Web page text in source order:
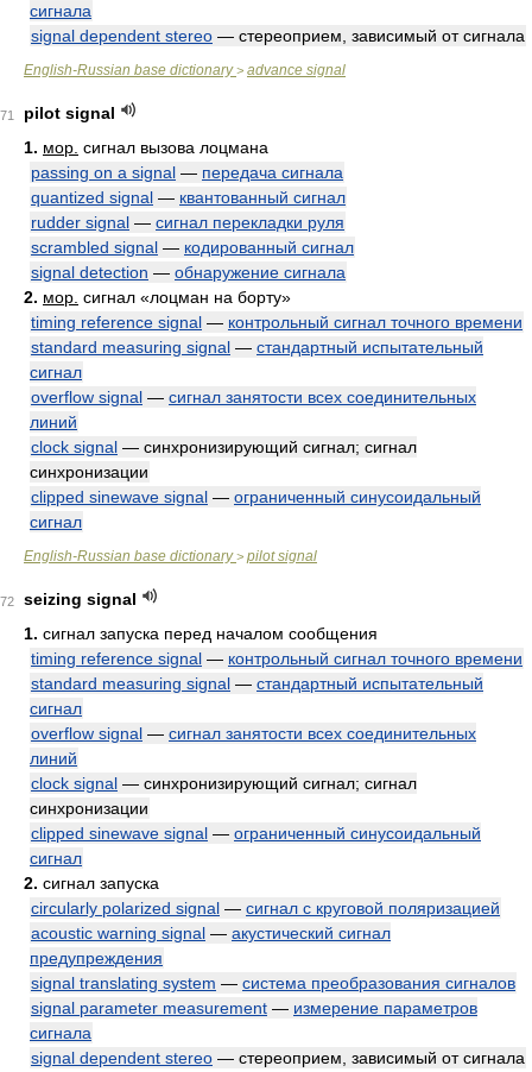
сигнала
signal dependent stereo — стереоприем, зависимый от сигнала
English-Russian base dictionary> advance signal
71
pilot signal
1. мор. сигнал вызова лоцмана
passing on a signal — передача сигнала
quantized signal — квантованный сигнал
rudder signal — сигнал перекладки руля
scrambled signal — кодированный сигнал
signal detection — обнаружение сигнала
2. мор. сигнал «лоцман на борту»
timing reference signal — контрольный сигнал точного времени
standard measuring signal — стандартный испытательный
сигнал
overflow signal — сигнал занятости всех соединительных
линий
clock signal — синхронизирующий сигнал; сигнал
синхронизации
clipped sinewave signal — ограниченный синусоидальный
сигнал
English-Russian base dictionary> pilot signal
72
seizing signal
1. сигнал запуска перед началом сообщения
timing reference signal — контрольный сигнал точного времени
standard measuring signal — стандартный испытательный
сигнал
overflow signal — сигнал занятости всех соединительных
линий
clock signal — синхронизирующий сигнал; сигнал
синхронизации
clipped sinewave signal — ограниченный синусоидальный
сигнал
2. сигнал запуска
circularly polarized signal — сигнал с круговой поляризацией
acoustic warning signal — акустический сигнал
предупреждения
signal translating system — система преобразования сигналов
signal parameter measurement — измерение параметров
сигнала
signal dependent stereo — стереоприем, зависимый от сигнала